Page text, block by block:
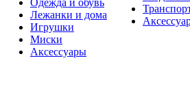
Одежда и обувь
Лежанки и дома
Игрушки
Миски
Аксессуары